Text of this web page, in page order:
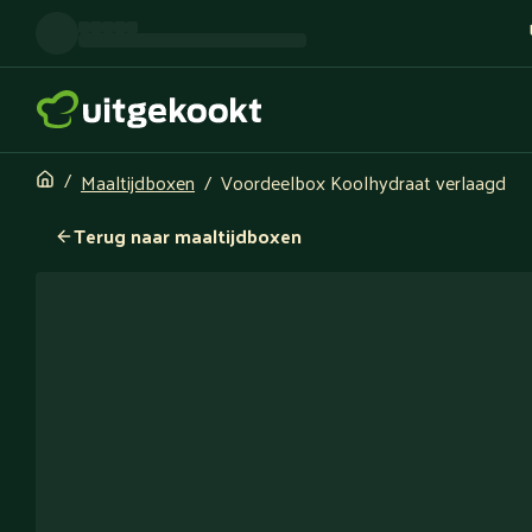
Maaltijdboxen
Voordeelbox Koolhydraat verlaagd
Terug naar maaltijdboxen